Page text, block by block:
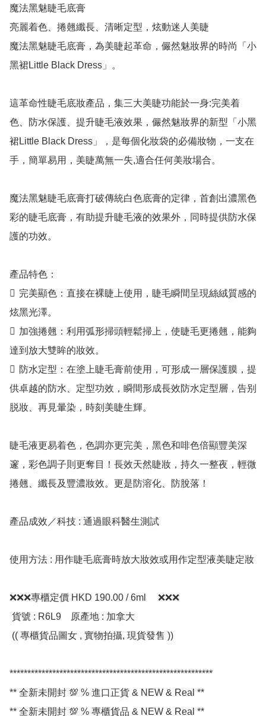
魔法黑魅睫毛底膏
亮麗着色、捲翹纖長、清晰定型，炫動迷人美睫
魔法黑魅睫毛底膏，為美睫起革命，儼然魅妝界的時尚「小
黑裙Little Black Dress」。
這革命性睫毛底妝產品，集三大美睫功能於一身:完美着
色、防水保護、提升睫毛液效果，儼然魅妝界的新型「小黑
裙Little Black Dress」，是每個化妝袋的必備妝物，一支在
手，簡單易用，美睫萬無一失,適合任何美妝場合。
魔法黑魅睫毛底膏打破傳統白色底膏的定律，首創出濃黑色
彩的睫毛底膏，有助提升睫毛液的效果外，同時提供防水保
護的功效。
產品特色：
	完美顯色：直接在裸睫上使用，睫毛瞬間呈現絲絨質感的
炫黑光澤。
	加強捲翹：利用弧形掃頭輕鬆掃上，使睫毛更捲翹，能夠
達到放大雙眸的妝效。
	防水定型：在塗上睫毛膏前使用，可形成一層保護膜，提
供卓越的防水、定型功效，瞬間形成長效防水定型層，告别
脱妝、再見暈染，時刻美睫生輝。
睫毛液更易着色，色調亦更完美，黑色和啡色倍顯豐美深
邃，彩色調子則更奪目！長效天然睫妝，持久一整夜，輕微
捲翹、纖長及豐濃妝效。更是防溶化、防脫落！
產品成效／科技 : 通過眼科醫生測試
使用方法 : 用作睫毛底膏時放大妝效或用作定型液美睫定妝
❌❌❌專櫃定價 HKD 190.00 / 6ml     ❌❌❌
*********************************************************
** 全新未開封 💯 % 進口正貨 & NEW & Real **
** 全新未開封 💯 % 專櫃貨品 & NEW & Real **